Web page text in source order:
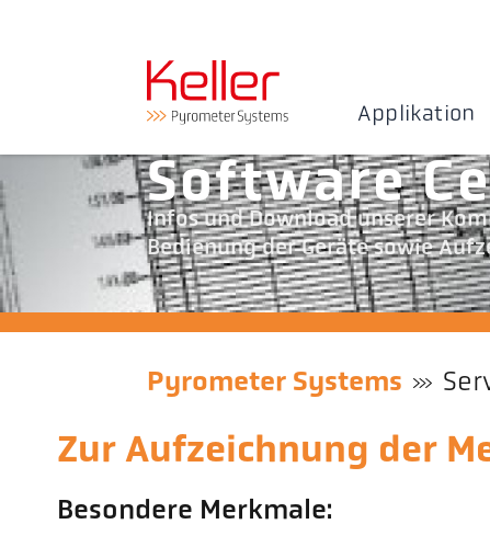
Applikation
Software
Infos und Download unserer
Bedienung der Geräte sowie
Pyrometer Systems
Zur Aufzeichnung der
Besondere Merkmale: